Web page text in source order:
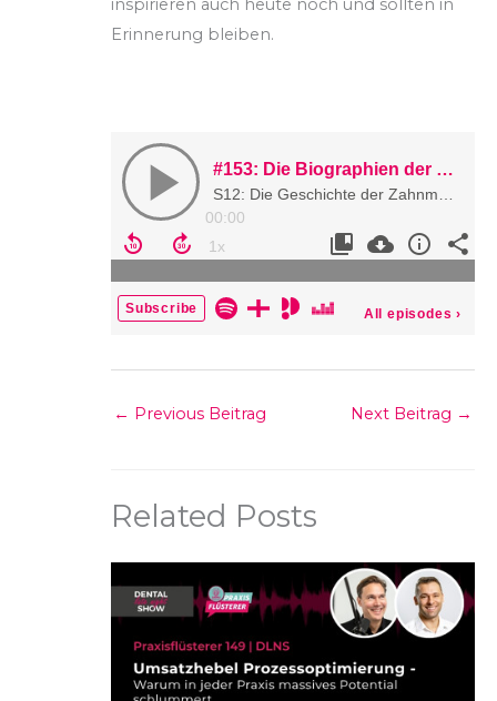
inspirieren auch heute noch und sollten in
Erinnerung bleiben.
← Previous Beitrag Next Beitrag →
Related Posts